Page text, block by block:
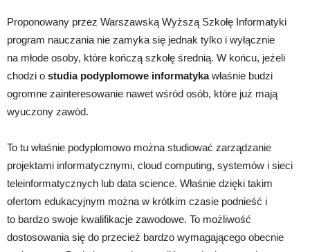
Proponowany przez Warszawską Wyższą Szkołę Informatyki
program nauczania nie zamyka się jednak tylko i wyłącznie
na młode osoby, które kończą szkołę średnią. W końcu, jeżeli
chodzi o studia podyplomowe informatykawłaśnie budzi
ogromne zainteresowanie nawet wśród osób, które już mają
wyuczony zawód.
To tu właśnie podyplomowo można studiować zarządzanie
projektami informatycznymi, cloud computing, systemów i sieci
teleinformatycznych lub data science. Właśnie dzięki takim
ofertom edukacyjnym można w krótkim czasie podnieść i
to bardzo swoje kwalifikacje zawodowe. To możliwość
dostosowania się do przecież bardzo wymagającego obecnie